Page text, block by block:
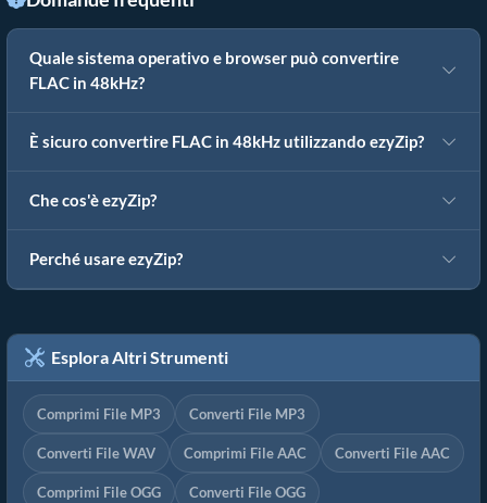
Quale sistema operativo e browser può convertire
FLAC in 48kHz?
È sicuro convertire FLAC in 48kHz utilizzando ezyZip?
Che cos'è ezyZip?
Perché usare ezyZip?
Esplora Altri Strumenti
Comprimi File MP3 Converti File MP3
Converti File WAV Comprimi File AAC Converti File AAC
Comprimi File OGG Converti File OGG